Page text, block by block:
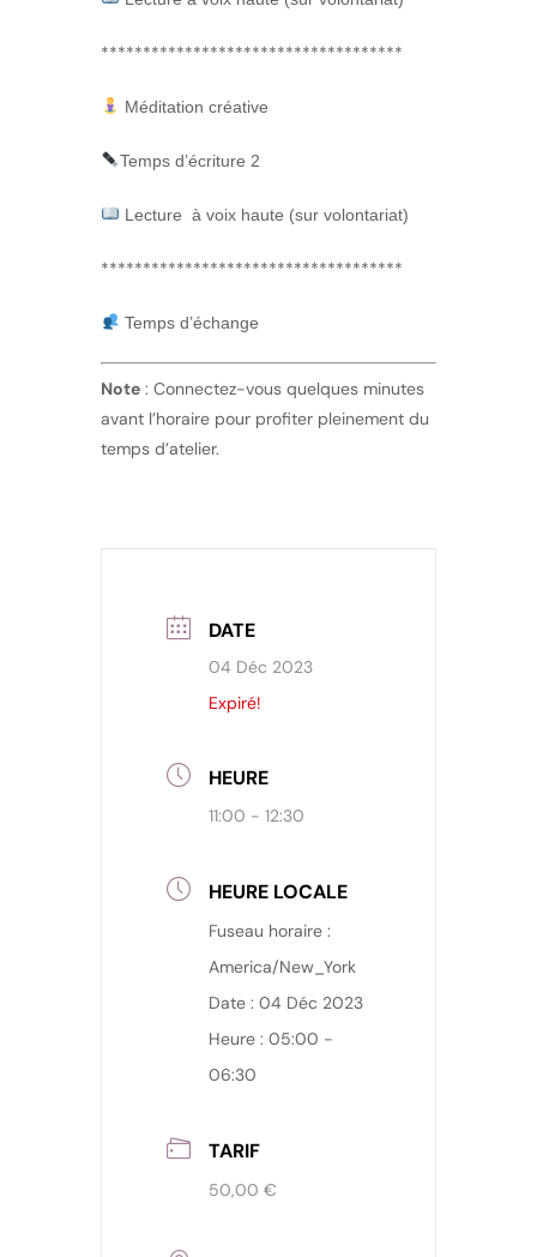
************************************
Méditation créative
Temps d’écriture 2
Lecture à voix haute (sur volontariat)
************************************
Temps d’échange
Note : Connectez-vous quelques minutes
avant l’horaire pour profiter pleinement du
temps d’atelier.
DATE
04 Déc 2023
Expiré!
HEURE
11:00 - 12:30
HEURE LOCALE
Fuseau horaire :
America/New_York
Date : 04 Déc 2023
Heure : 05:00 -
06:30
TARIF
50,00 €